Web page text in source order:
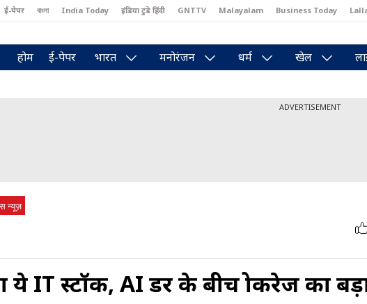
ई-पेपर বাংলা India Today इंडिया टुडे हिंदी GNTTV Malayalam Business Today
होम ई-पेपर भारत मनोरंजन धर्म खेल
ADVERTISEMENT
न्यूज़
IT स्‍टॉक, AI डर के बीच ब्रोकरेज का